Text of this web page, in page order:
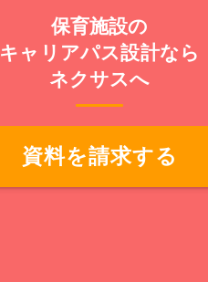
保育施設の
キャリアパス設計なら
ネクサスへ
資料を請求する